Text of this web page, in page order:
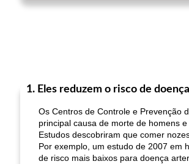
1. Eles reduzem o risco de
Os Centros de Controle e Prevenção
principal causa de morte de homens
Estudos descobriram que comer
Por exemplo, um estudo de 2007 em
de risco mais baixos para doença